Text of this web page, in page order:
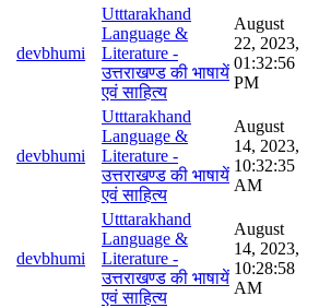
devbhumi
Utttarakhand
Language &
Literature -
उत्तराखण्ड की भाषायें
एवं साहित्य
August
22, 2023,
01:32:56
PM
devbhumi
Utttarakhand
Language &
Literature -
उत्तराखण्ड की भाषायें
एवं साहित्य
August
14, 2023,
10:32:35
AM
devbhumi
Utttarakhand
Language &
Literature -
उत्तराखण्ड की भाषायें
एवं साहित्य
August
14, 2023,
10:28:58
AM